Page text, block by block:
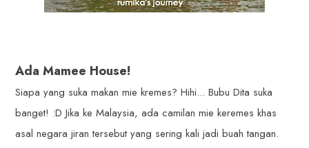
Ada Mamee House!
Siapa yang suka makan mie kremes? Hihi... Bubu Dita suka
banget! :D Jika ke Malaysia, ada camilan mie keremes khas
asal negara jiran tersebut yang sering kali jadi buah tangan.